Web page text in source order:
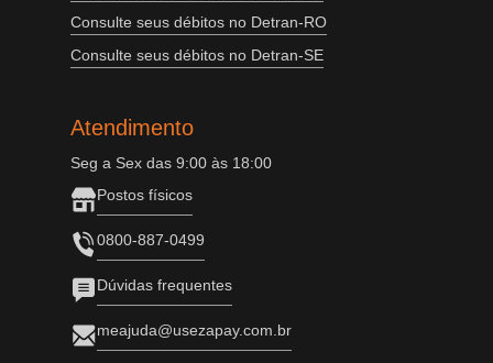
Consulte seus débitos no Detran-RO
Consulte seus débitos no Detran-SE
Atendimento
Seg a Sex das 9:00 às 18:00
Postos físicos
0800-887-0499
Dúvidas frequentes
meajuda@usezapay.com.br